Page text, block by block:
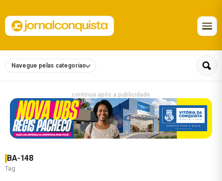
Navegue pelas categorias
continua após a publicidade
BA-148
Tag